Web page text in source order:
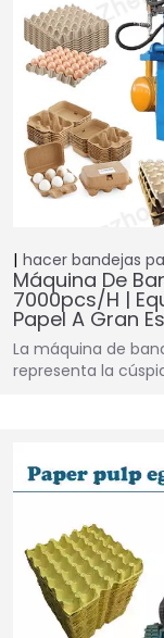
hacer bandejas
Máquina De
7000pcs/h |
Papel A Gran
La máquina de
representa la